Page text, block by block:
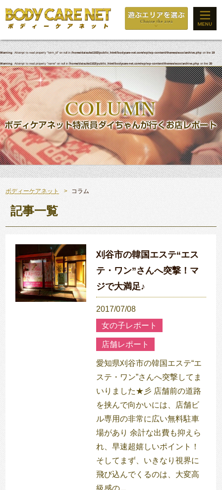
Warning: Attempt to read property "term_id" on null in/home/daisuke1102/public_html/bodycare-net.com/wp/wp-content/themes/ecco/archive.phpon line19
Warning: Attempt to read property "name" on null in/home/daisuke1102/public_html/bodycare-net.com/wp/wp-content/themes/ecco/archive.php on line 20
ボディーケアネット コラム
記事一覧
刈谷市の韓国エステ“エス
テ・ワン”さんへ突撃！マ
ジで大満足♪
2017/07/08
女の子レポート
店舗レポート
愛知県刈谷市の韓国エステ“エ
ステ・ワン”さんへ突撃してま
いりました★彡 店舗前の道路
を挟んで向かいには、店舗ビ
ル専用の非常に広い無料駐車
場があり 余計な出費も抑えら
れ、早速超嬉しいポイント！
そしてまず、いきなり視界に
飛び込んでくるのは、大変高
級感の...